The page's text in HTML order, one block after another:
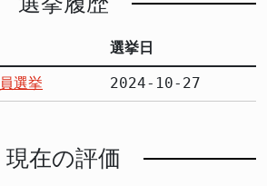
選挙日
選挙 2024-10-27
現在の評価